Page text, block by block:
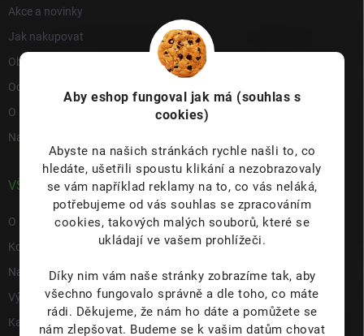
Aby eshop fungoval jak má (souhlas s
cookies)
Abyste na našich stránkách rychle našli to, co
hledáte, ušetřili spoustu klikání a nezobrazovaly
se vám například reklamy na to, co vás neláká,
potřebujeme od vás souhlas se zpracováním
cookies, takových malých souborů, které se
ukládají ve vašem prohlížeči.
Díky nim vám naše stránky zobrazíme tak, aby
všechno fungovalo správně a dle toho, co máte
rádi. Děkujeme, že nám ho dáte a pomůžete se
nám zlepšovat. Budeme se k vašim datům chovat
Akce a novinky
Jak nakupovat
Obchodní podmínky
Ochrana osobních údajů
O nás
Napište nám
VŠE O NÁS
O nás
Kontakty
Napište nám
Výdejní místo s prodejnou Hulín
Kariéra